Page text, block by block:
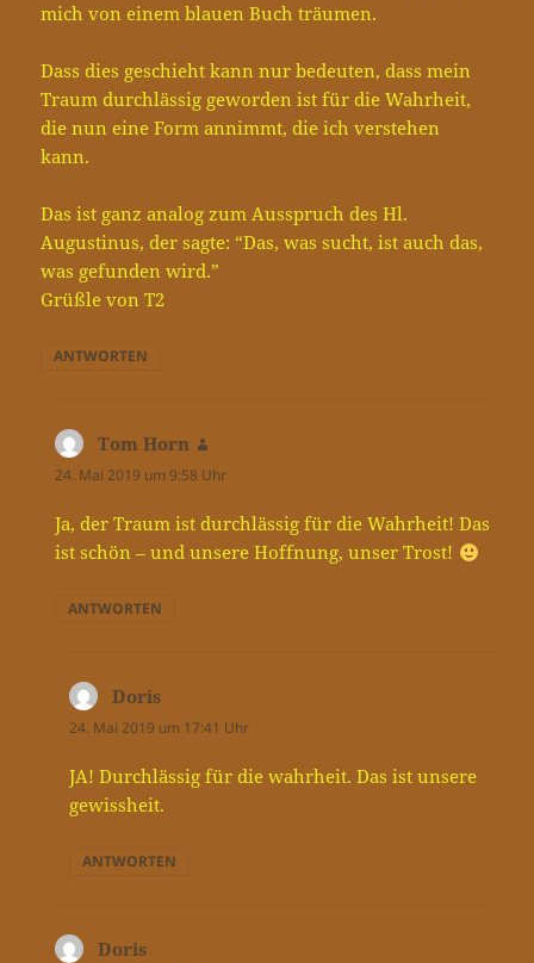
mich von einem blauen Buch träumen.
Dass dies geschieht kann nur bedeuten, dass mein
Traum durchlässig geworden ist für die Wahrheit,
die nun eine Form annimmt, die ich verstehen
kann.
Das ist ganz analog zum Ausspruch des Hl.
Augustinus, der sagte: “Das, was sucht, ist auch das,
was gefunden wird.”
Grüßle von T2
ANTWORTEN
Tom Horn
24. Mai 2019 um 9:58 Uhr
Ja, der Traum ist durchlässig für die Wahrheit! Das
ist schön – und unsere Hoffnung, unser Trost!
ANTWORTEN
Doris
24. Mai 2019 um 17:41 Uhr
JA! Durchlässig für die wahrheit. Das ist unsere
gewissheit.
ANTWORTEN
Doris